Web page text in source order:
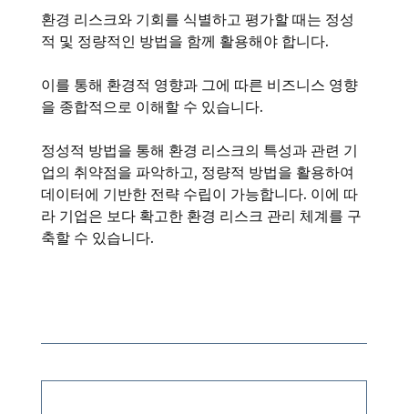
환경 리스크와 기회를 식별하고 평가할 때는 정성
적 및 정량적인 방법을 함께 활용해야 합니다.
이를 통해 환경적 영향과 그에 따른 비즈니스 영향
을 종합적으로 이해할 수 있습니다.
정성적 방법을 통해 환경 리스크의 특성과 관련 기
업의 취약점을 파악하고, 정량적 방법을 활용하여
데이터에 기반한 전략 수립이 가능합니다. 이에 따
라 기업은 보다 확고한 환경 리스크 관리 체계를 구
축할 수 있습니다.